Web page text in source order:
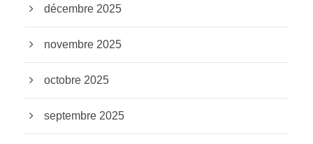
décembre 2025
novembre 2025
octobre 2025
septembre 2025